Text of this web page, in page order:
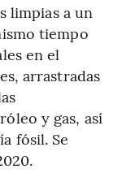
limpias a un
tiempo
en el
arrastradas
y gas, así
fósil. Se